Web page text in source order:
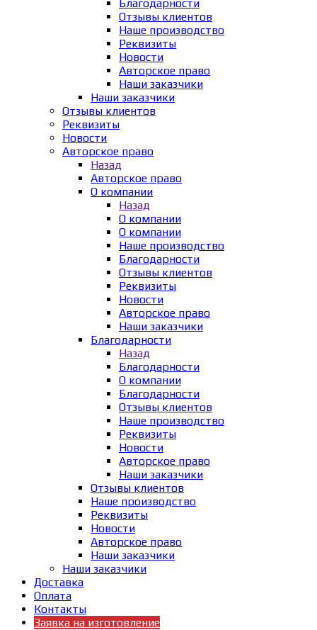
Благодарности
Отзывы клиентов
Наше производство
Реквизиты
Новости
Авторское право
Наши заказчики
Наши заказчики
Отзывы клиентов
Реквизиты
Новости
Авторское право
Назад
Авторское право
О компании
Назад
О компании
О компании
Наше производство
Благодарности
Отзывы клиентов
Реквизиты
Новости
Авторское право
Наши заказчики
Благодарности
Назад
Благодарности
О компании
Благодарности
Отзывы клиентов
Наше производство
Реквизиты
Новости
Авторское право
Наши заказчики
Отзывы клиентов
Наше производство
Реквизиты
Новости
Авторское право
Наши заказчики
Наши заказчики
Доставка
Оплата
Контакты
Заявка на изготовление